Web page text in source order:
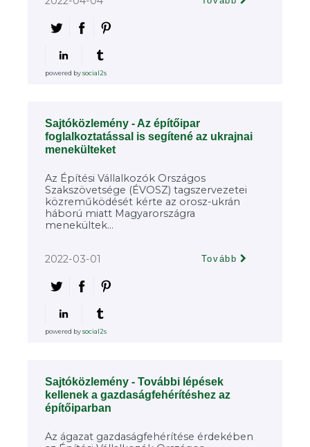
powered bysocial2s
Sajtóközlemény - Az építőipar
foglalkoztatással is segítené az ukrajnai
menekülteket
Az Építési Vállalkozók Országos
Szakszövetsége (ÉVOSZ) tagszervezetei
közreműködését kérte az orosz-ukrán
háború miatt Magyarországra
menekültek...
2022-03-01 Tovább
powered bysocial2s
Sajtóközlemény - További lépések
kellenek a gazdaságfehérítéshez az
építőiparban
Az ágazat gazdaságfehérítése érdekében